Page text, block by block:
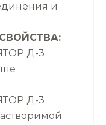
и
Д-3
Д-3